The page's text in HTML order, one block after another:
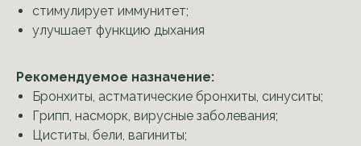
стимулирует иммунитет;
улучшает функцию дыхания
Рекомендуемое назначение:
Бронхиты, астматические бронхиты, синуситы;
Грипп, насморк, вирусные заболевания;
Циститы, бели, вагиниты;